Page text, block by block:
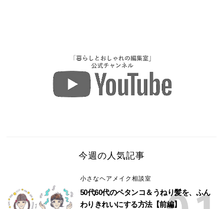
今週の人気記事
小さなヘアメイク相談室
50代60代のペタンコ＆うねり髪を、ふん
わりきれいにする方法【前編】